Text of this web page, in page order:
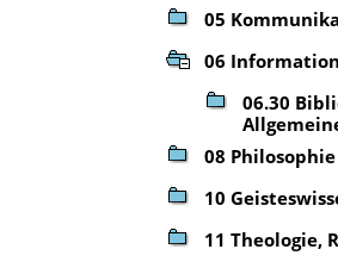
05
06
06.30
08 Philosophie
10
11 Theologie,